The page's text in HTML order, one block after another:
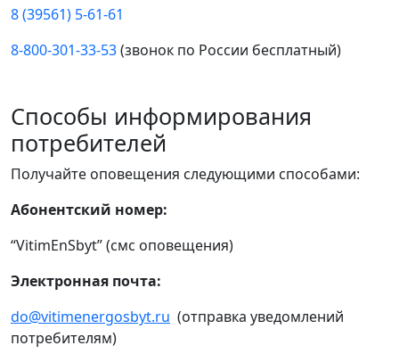
8 (39561) 5-61-61
8-800-301-33-53(звонок по России бесплатный)
Способы информирования
потребителей
Получайте оповещения следующими способами:
Абонентский номер:
“VitimEnSbyt” (смс оповещения)
Электронная почта:
do@vitimenergosbyt.ru (отправка уведомлений
потребителям)